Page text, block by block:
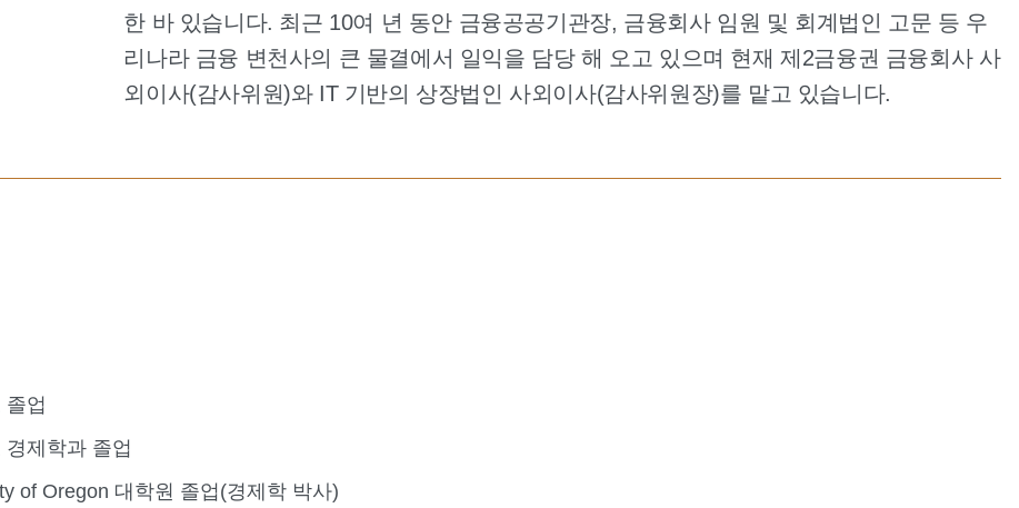
한 바 있습니다. 최근 10여 년 동안 금융공공기관장, 금융회사 임원 및 회계법인 고문 등 우
리나라 금융 변천사의 큰 물결에서 일익을 담당 해 오고 있으며 현재 제2금융권 금융회사 사
외이사(감사위원)와 IT 기반의 상장법인 사외이사(감사위원장)를 맡고 있습니다.
졸업
제학과 졸업
of Oregon 대학원 졸업(경제학 박사)